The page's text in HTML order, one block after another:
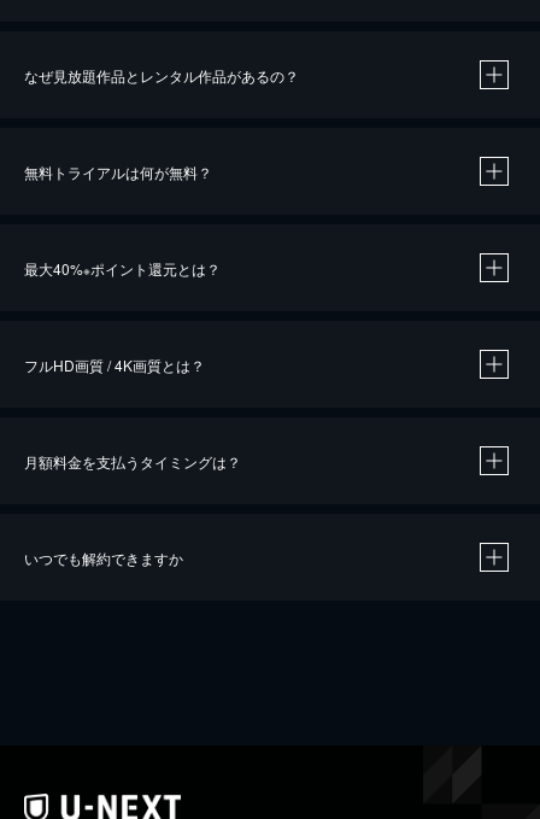
なぜ見放題作品とレンタル作品があるの？
無料トライアルは何が無料？
最大40%※ポイント還元とは？
※40％ポイント還元の対象は、クレジットカード決済による作品の購入 / レンタルです。
フルHD画質 / 4K画質とは？
月額料金を支払うタイミングは？
いつでも解約できますか